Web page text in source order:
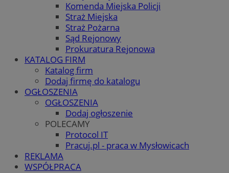
Komenda Miejska Policji
Straż Miejska
Straż Pożarna
Sąd Rejonowy
Prokuratura Rejonowa
KATALOG FIRM
Katalog firm
Dodaj firmę do katalogu
OGŁOSZENIA
OGŁOSZENIA
Dodaj ogłoszenie
POLECAMY
Protocol IT
Pracuj.pl - praca w Mysłowicach
REKLAMA
WSPÓŁPRACA